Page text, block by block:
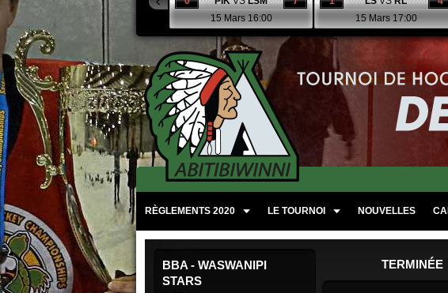
15 Mars 16:00
15 Mars 17:00
RÈGLEMENTS 2020 LE TOURNOI NOUVELLES
BBA - WASWANIPI
STARS
TERMINÉE